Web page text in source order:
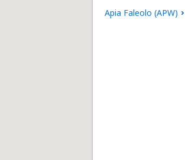
Apia Faleolo (APW)